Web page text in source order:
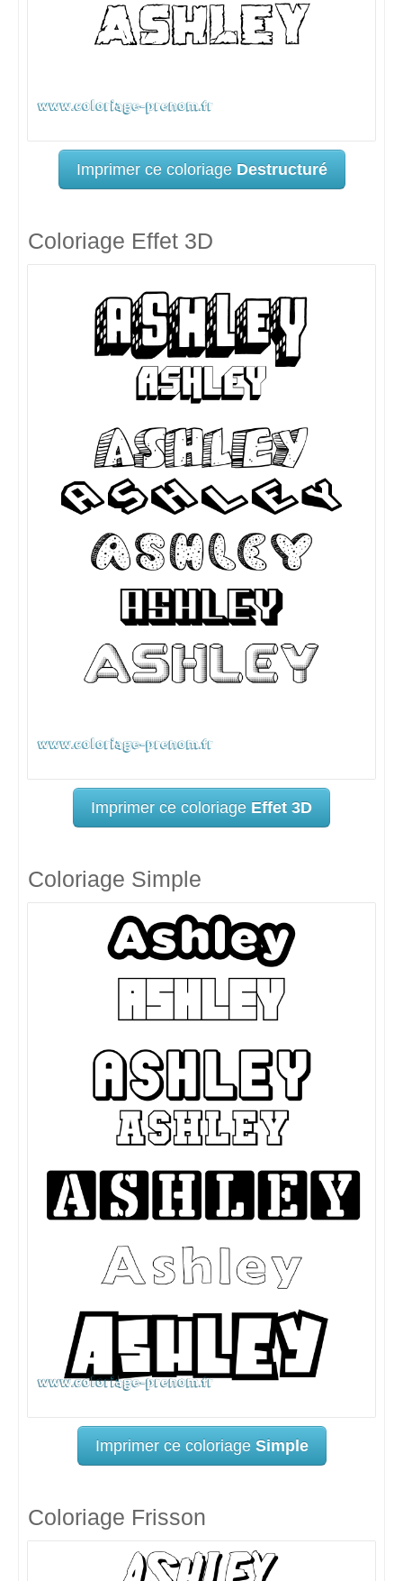
Imprimer ce coloriage Destructuré
Coloriage Effet 3D
Imprimer ce coloriage Effet 3D
Coloriage Simple
Imprimer ce coloriage Simple
Coloriage Frisson